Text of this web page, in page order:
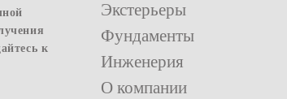
к
Экстерьеры
Фундаменты
Инженерия
О компании